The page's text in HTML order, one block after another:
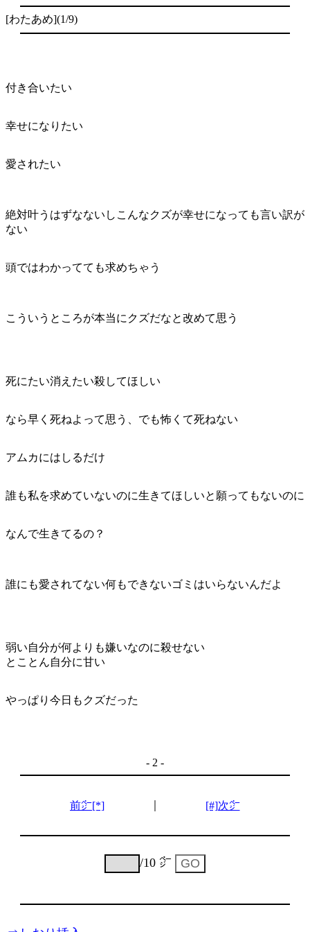
[わたあめ](1/9)
付き合いたい
幸せになりたい
愛されたい
絶対叶うはずなないしこんなクズが幸せになっても言い訳が
ない
頭ではわかってても求めちゃう
こういうところが本当にクズだなと改めて思う
死にたい消えたい殺してほしい
なら早く死ねよって思う、でも怖くて死ねない
アムカにはしるだけ
誰も私を求めていないのに生きてほしいと願ってもないのに
なんで生きてるの？
誰にも愛されてない何もできないゴミはいらないんだよ
弱い自分が何よりも嫌いなのに殺せない
とことん自分に甘い
やっぱり今日もクズだった
- 2 -
前㌻[*] [#]次㌻
/10 ㌻